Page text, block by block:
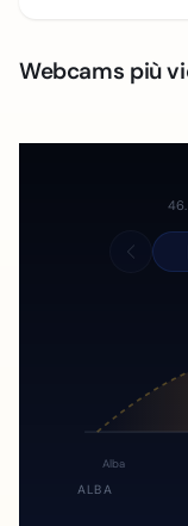
Webcams più
Alba
ALBA